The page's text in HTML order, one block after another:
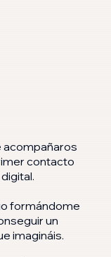
acompañaros
contacto
formándome
un
imagináis.